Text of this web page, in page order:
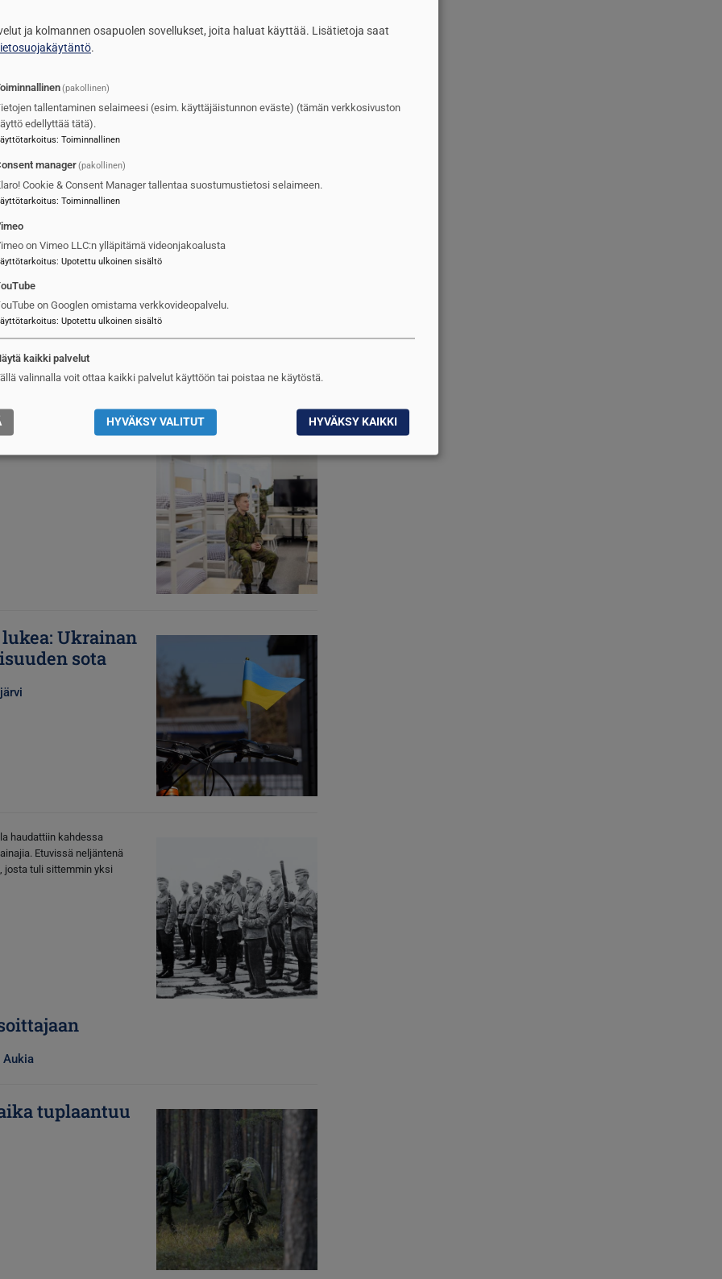
varsinainen ”Nato deployment”,
puolustuksen rauhan ajan tehtäviin kauas
ilmavoimien tuki on ollut
Osallistumalla Air Shielding -toimintaan
Romanian ja Bulgarian ilmapuolustusta ja
perusajatus, yksi kaikkien ja kaikki yhden
Romaniasta
Kuva
kunto
Kuva
Ukrainan
sota
haudattiin kahdessa
Etuvissä neljäntenä
josta tuli sittemmin yksi
Aukia
Kuva
tuplaantuu
ja kolmannen osapuolen sovellukset, joita haluat käyttää. Lisätietoja saat
.
(pakollinen)
tallentaminen selaimeesi (esim. käyttäjäistunnon eväste) (tämän verkkosivuston
edellyttää tätä).
: Toiminnallinen
manager(pakollinen)
Cookie & Consent Manager tallentaa suostumustietosi selaimeen.
: Toiminnallinen
on Vimeo LLC:n ylläpitämä videonjakoalusta
: Upotettu ulkoinen sisältö
on Googlen omistama verkkovideopalvelu.
: Upotettu ulkoinen sisältö
kaikki palvelut
valinnalla voit ottaa kaikki palvelut käyttöön tai poistaa ne käytöstä.
HYVÄKSY VALITUT HYVÄKSY KAIKKI